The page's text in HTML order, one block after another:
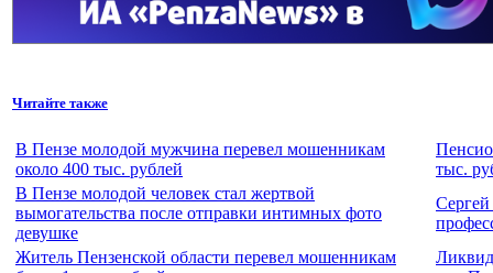
Читайте также
В Пензе молодой мужчина перевел мошенникам
около 400 тыс. рублей
тыс.
В Пензе молодой человек стал жертвой
вымогательства после отправки интимных фото
девушке
Житель Пензенской области перевел мошенникам